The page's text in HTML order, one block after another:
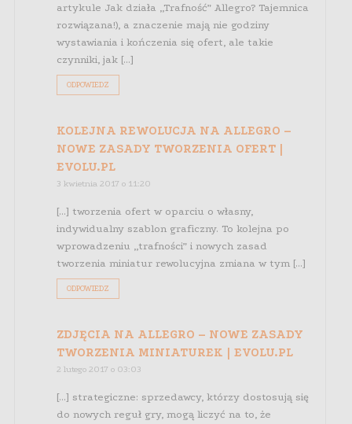
artykule Jak działa „Trafność” Allegro? Tajemnica
rozwiązana!), a znaczenie mają nie godziny
wystawiania i kończenia się ofert, ale takie
czynniki, jak […]
ODPOWIEDZ
KOLEJNA REWOLUCJA NA ALLEGRO –
NOWE ZASADY TWORZENIA OFERT |
EVOLU.PL
3 kwietnia 2017 o 11:20
[…] tworzenia ofert w oparciu o własny,
indywidualny szablon graficzny. To kolejna po
wprowadzeniu „trafności” i nowych zasad
tworzenia miniatur rewolucyjna zmiana w tym […]
ODPOWIEDZ
ZDJĘCIA NA ALLEGRO – NOWE ZASADY
TWORZENIA MINIATUREK | EVOLU.PL
2 lutego 2017 o 03:03
[…] strategiczne: sprzedawcy, którzy dostosują się
do nowych reguł gry, mogą liczyć na to, że